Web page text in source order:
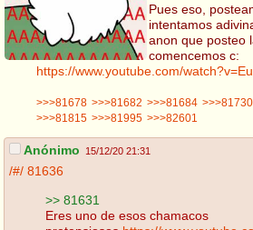
Pues eso,
intentamos
anon que posteo
comencemos c:
https://www.youtube.com/
>>>81678 >>>81682 >>>81684 >>>81730
>>>81815 >>>81995 >>>82601
Anónimo 15/12/20 21:31
/#/ 81636
>> 81631
Eres uno de esos chamacos